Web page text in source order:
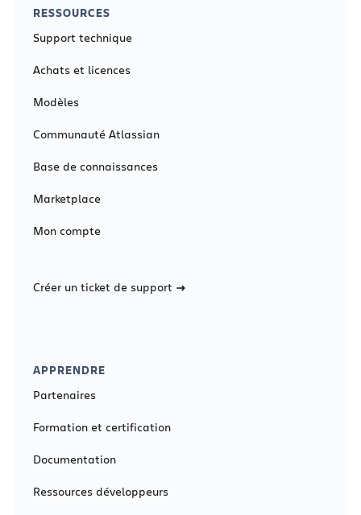
RESSOURCES
Support technique
Achats et licences
Modèles
Communauté Atlassian
Base de connaissances
Marketplace
Mon compte
Créer un ticket de support
APPRENDRE
Partenaires
Formation et certification
Documentation
Ressources développeurs